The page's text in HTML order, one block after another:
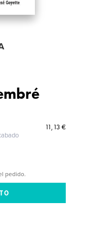
11,13 €
pedido.